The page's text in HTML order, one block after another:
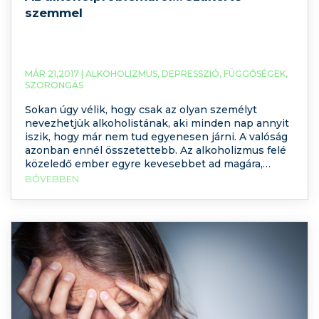
szemmel
MÁR 21,2017 | ALKOHOLIZMUS, DEPRESSZIÓ, FÜGGŐSÉGEK,
SZORONGÁS
Sokan úgy vélik, hogy csak az olyan személyt
nevezhetjük alkoholistának, aki minden nap annyit
iszik, hogy már nem tud egyenesen járni. A valóság
azonban ennél összetettebb. Az alkoholizmus felé
közeledő ember egyre kevesebbet ad magára,
magába fordul, kommunikációja egyoldalú lesz, a
gyakrabban járnak depresszióval.
BŐVEBBEN